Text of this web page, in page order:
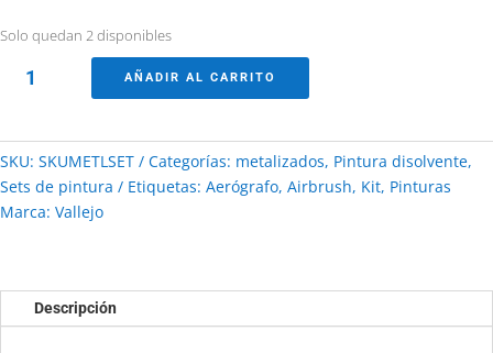
Solo quedan 2 disponibles
Premium
Metálica
Vallejo
cantidad
AÑADIR AL CARRITO
SKU: SKUMETLSET Categorías: metalizados, Pintura disolvente,
Sets de pintura
Etiquetas: Aerógrafo, Airbrush, Kit, Pinturas
Marca: Vallejo
Descripción